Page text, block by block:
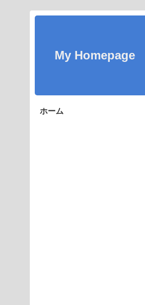
My Homepage
ホーム